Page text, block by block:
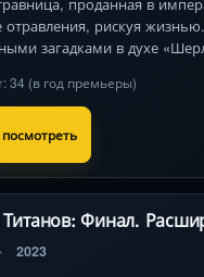
отравления, рискуя
загадками в духе
34 (в год премьеры)
посмотреть
Титанов: Финал.
2023